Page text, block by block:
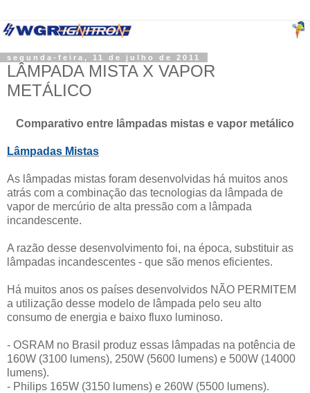
segunda-feira, 11 de julho de 2011
LÂMPADA MISTA X VAPOR
METÁLICO
Comparativo entre lâmpadas mistas e vapor metálico
Lâmpadas Mistas
As lâmpadas mistas foram desenvolvidas há muitos anos
atrás com a combinação das tecnologias da lâmpada de
vapor de mercúrio de alta pressão com a lâmpada
incandescente.
A razão desse desenvolvimento foi, na época, substituir as
lâmpadas incandescentes - que são menos eficientes.
Há muitos anos os países desenvolvidos NÃO PERMITEM
a utilização desse modelo de lâmpada pelo seu alto
consumo de energia e baixo fluxo luminoso.
- OSRAM no Brasil produz essas lâmpadas na potência de
160W (3100 lumens), 250W (5600 lumens) e 500W (14000
lumens).
- Philips 165W (3150 lumens) e 260W (5500 lumens).